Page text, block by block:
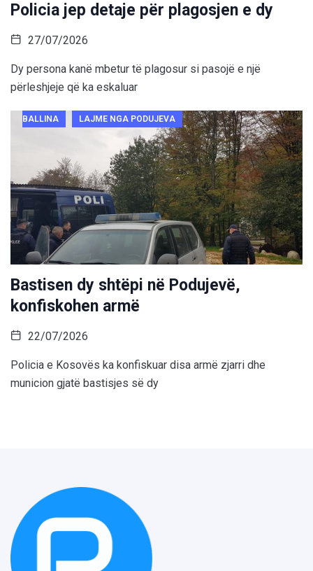
Policia jep detaje për plagosjen e dy
27/07/2026
Dy persona kanë mbetur të plagosur si pasojë e një
përleshjeje që ka eskaluar
BALLINA LAJME NGA PODUJEVA
Bastisen dy shtëpi në Podujevë,
konfiskohen armë
22/07/2026
Policia e Kosovës ka konfiskuar disa armë zjarri dhe
municion gjatë bastisjes së dy